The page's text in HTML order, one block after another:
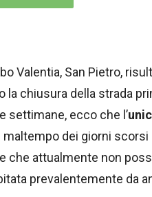
Valentia, San Pietro,
la chiusura della strada
settimane, ecco che l’
dei giorni
che attualmente non
prevalentemente da